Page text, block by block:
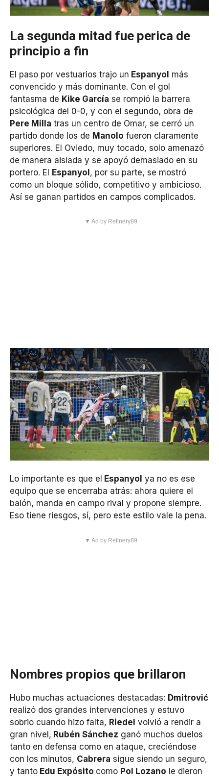
La segunda mitad fue perica de
principio a fin
El paso por vestuarios trajo un Espanyol más
convencido y más dominante. Con el gol
fantasma de Kike García se rompió la barrera
psicológica del 0-0, y con el segundo, obra de
Pere Milla tras un centro de Omar, se cerró un
partido donde los de Manolo fueron claramente
superiores. El Oviedo, muy tocado, solo amenazó
de manera aislada y se apoyó demasiado en su
portero. El Espanyol, por su parte, se mostró
como un bloque sólido, competitivo y ambicioso.
Así se ganan partidos en campos complicados.
▼ Ad by Refinery89
Lo importante es que el Espanyol ya no es ese
equipo que se encerraba atrás: ahora quiere el
balón, manda en campo rival y propone siempre.
Eso tiene riesgos, sí, pero este estilo vale la pena.
▼ Ad by Refinery89
Nombres propios que brillaron
Hubo muchas actuaciones destacadas: Dmitrović
realizó dos grandes intervenciones y estuvo
sobrio cuando hizo falta, Riedel volvió a rendir a
gran nivel, Rubén Sánchez ganó muchos duelos
tanto en defensa como en ataque, creciéndose
con los minutos, Cabrera sigue siendo un seguro,
y tanto Edu Expósito como Pol Lozano le dieron